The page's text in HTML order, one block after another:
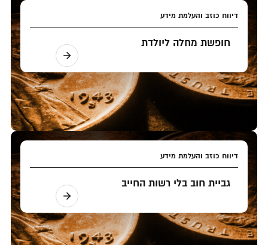
דיווח כוזב והעלמת מידע
חופשת מחלה ליולדת
דיווח כוזב והעלמת מידע
גביית חוב בלי רשות החייב